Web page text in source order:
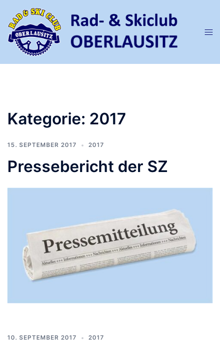
Inhalt
springen
Kategorie: 2017
15. SEPTEMBER 2017 2017
Pressebericht der SZ
10. SEPTEMBER 2017 2017